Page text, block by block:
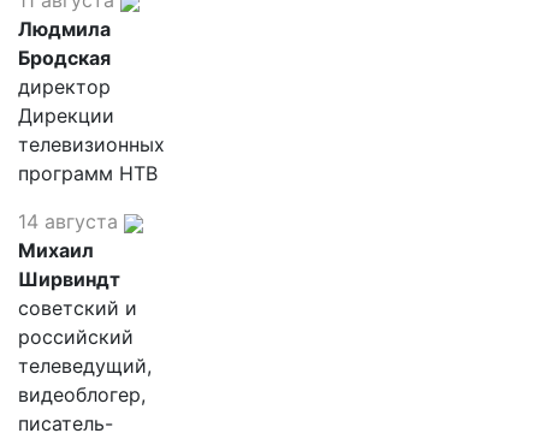
Людмила
Бродская
директор
Дирекции
телевизионных
программ НТВ
14 августа
Михаил
Ширвиндт
советский и
российский
телеведущий,
видеоблогер,
писатель-